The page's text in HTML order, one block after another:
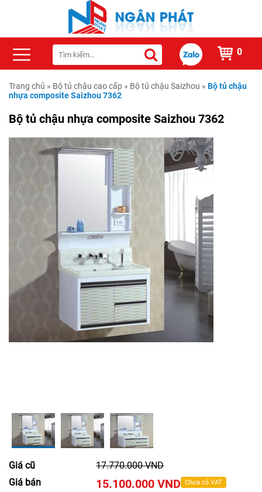
0
Trang chủ » Bộ tủ chậu cao cấp » Bộ tủ chậu Saizhou » Bộ tủ chậu
nhựa composite Saizhou 7362
Bộ tủ chậu nhựa composite Saizhou 7362
Giá cũ
17.770.000 VND
Giá bán
15.100.000 VND Chưa có VAT